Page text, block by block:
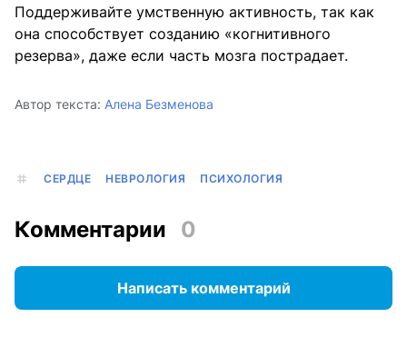
Поддерживайте умственную активность, так как
она способствует созданию «когнитивного
резерва», даже если часть мозга пострадает.
Автор текста: Алена Безменова
СЕРДЦЕ НЕВРОЛОГИЯ ПСИХОЛОГИЯ
Комментарии 0
Написать комментарий